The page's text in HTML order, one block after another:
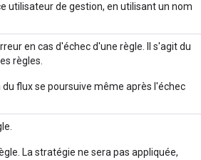
utilisateur de gestion, en utilisant un nom
en cas d'échec d'une règle. Il s'agit du
règles.
flux se poursuive même après l'échec
La stratégie ne sera pas appliquée,